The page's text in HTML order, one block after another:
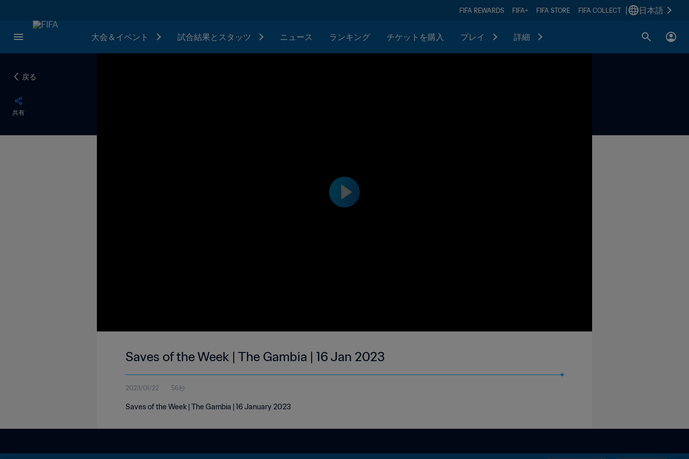
FIFA REWARDS FIFA+ FIFA STORE FIFA COLLECT 日本語
大会＆イベント 試合結果とスタッツ ニュース ランキング チケットを購入 プレイ 詳細
戻る
共有
Saves of the Week | The Gambia | 16 Jan 2023
2023/01/22 56秒
Saves of the Week | The Gambia | 16 January 2023